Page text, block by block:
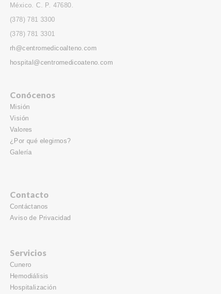
México. C. P. 47680.
(378) 781 3300
(378) 781 3301
rh@centromedicoalteno.com
hospital@centromedicoateno.com
Conócenos
Misión
Visión
Valores
¿Por qué elegirnos?
Galería
Contacto
Contáctanos
Aviso de Privacidad
Servicios
Cunero
Hemodiálisis
Hospitalización